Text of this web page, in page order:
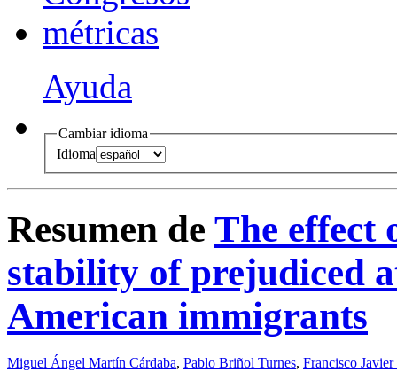
métricas
Ayuda
Cambiar idioma
Idioma
Resumen de The effect
stability of prejudiced
American immigrants
Miguel Ángel Martín Cárdaba, Pablo Briñol Turnes, Francisco